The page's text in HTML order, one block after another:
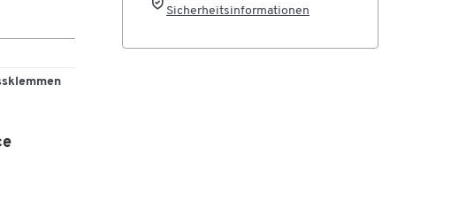
Sicherheitsinformationen